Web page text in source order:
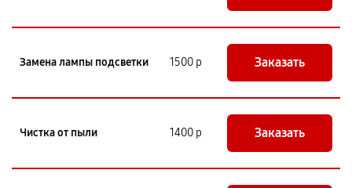
Замена лампы подсветки 1500 р Заказать
Чистка от пыли 1400 р Заказать